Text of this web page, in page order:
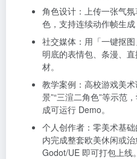
角色设计：上传一张气
色，支持连续动作帧生成
社交媒体：用「一键抠
明底的表情包、条漫、
材。
教学案例：高校游戏美
景”“三渲二角色”等示范
成可运行 Demo。
个人创作者：零美术基
内完成整套欧美休闲或
Godot/UE 即可打包上线。